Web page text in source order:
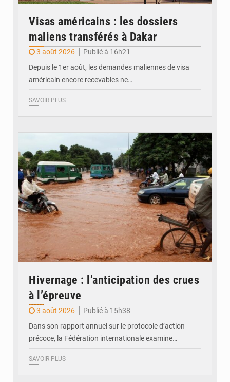
Visas américains : les dossiers
maliens transférés à Dakar
3 août 2026
Publié à 16h21
Depuis le 1er août, les demandes maliennes de visa
américain encore recevables ne…
SAVOIR PLUS
Hivernage : l’anticipation des crues
à l’épreuve
3 août 2026
Publié à 15h38
Dans son rapport annuel sur le protocole d’action
précoce, la Fédération internationale examine…
SAVOIR PLUS